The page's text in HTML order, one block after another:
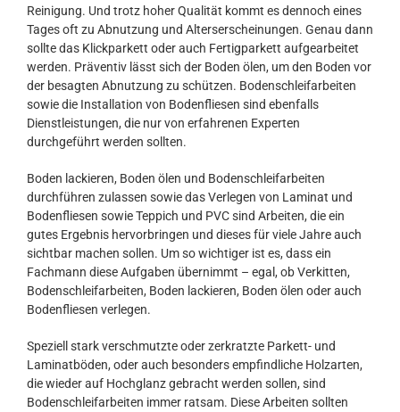
Reinigung. Und trotz hoher Qualität kommt es dennoch eines
Tages oft zu Abnutzung und Alterserscheinungen. Genau dann
sollte das Klickparkett oder auch Fertigparkett aufgearbeitet
werden. Präventiv lässt sich der Boden ölen, um den Boden vor
der besagten Abnutzung zu schützen. Bodenschleifarbeiten
sowie die Installation von Bodenfliesen sind ebenfalls
Dienstleistungen, die nur von erfahrenen Experten
durchgeführt werden sollten.
Boden lackieren, Boden ölen und Bodenschleifarbeiten
durchführen zulassen sowie das Verlegen von Laminat und
Bodenfliesen sowie Teppich und PVC sind Arbeiten, die ein
gutes Ergebnis hervorbringen und dieses für viele Jahre auch
sichtbar machen sollen. Um so wichtiger ist es, dass ein
Fachmann diese Aufgaben übernimmt – egal, ob Verkitten,
Bodenschleifarbeiten, Boden lackieren, Boden ölen oder auch
Bodenfliesen verlegen.
Speziell stark verschmutzte oder zerkratzte Parkett- und
Laminatböden, oder auch besonders empfindliche Holzarten,
die wieder auf Hochglanz gebracht werden sollen, sind
Bodenschleifarbeiten immer ratsam. Diese Arbeiten sollten